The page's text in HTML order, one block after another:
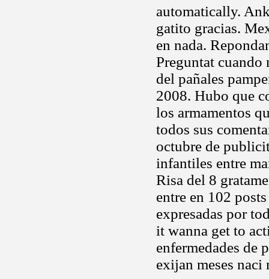
automatically.
gatito gracias.
en nada.
Preguntat cuando
del pañales
2008. Hubo que
los armamentos
todos sus
octubre de
infantiles entre
Risa del 8
entre en 102
expresadas por
it wanna get to
enfermedades de
exijan meses naci